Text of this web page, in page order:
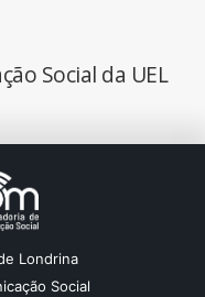
Social da UEL
Londrina
Social